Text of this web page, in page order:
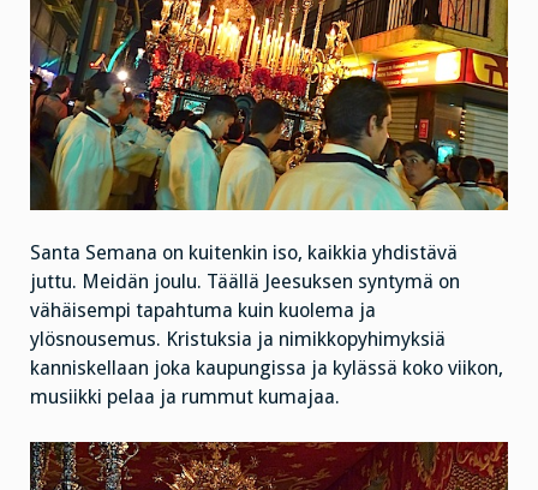
Santa Semana on kuitenkin iso, kaikkia yhdistävä
juttu. Meidän joulu. Täällä Jeesuksen syntymä on
vähäisempi tapahtuma kuin kuolema ja
ylösnousemus. Kristuksia ja nimikkopyhimyksiä
kanniskellaan joka kaupungissa ja kylässä koko viikon,
musiikki pelaa ja rummut kumajaa.